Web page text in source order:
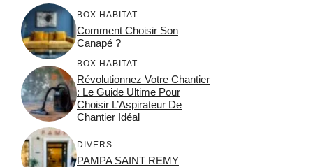
BOX HABITAT
Comment Choisir Son
Canapé ?
BOX HABITAT
Révolutionnez Votre Chantier
: Le Guide Ultime Pour
Choisir L’Aspirateur De
Chantier Idéal
DIVERS
PAMPA SAINT REMY